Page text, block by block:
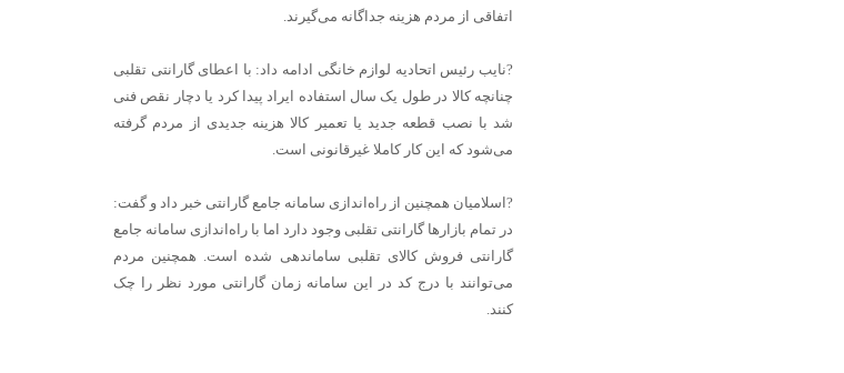
اتفاقی از مردم هزینه جداگانه می‌گیرند.
?نایب رئیس اتحادیه لوازم خانگی ادامه داد: با اعطای گارانتی تقلبی
چنانچه کالا در طول یک سال استفاده ایراد پیدا کرد یا دچار نقص فنی
شد با نصب قطعه جدید یا تعمیر کالا هزینه جدیدی از مردم گرفته
می‌شود که این کار کاملا غیرقانونی است.
?اسلامیان همچنین از راه‌اندازی سامانه جامع گارانتی خبر داد و گفت:
در تمام بازارها گارانتی تقلبی وجود دارد اما با راه‌اندازی سامانه جامع
گارانتی فروش کالای تقلبی ساماندهی شده است. همچنین مردم
می‌توانند با درج کد در این سامانه زمان گارانتی مورد نظر را چک
کنند.